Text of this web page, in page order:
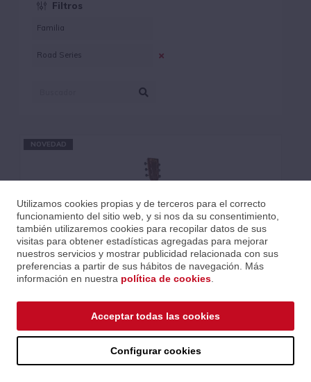
Filtros
NOVEDAD
RETRO ROAD SERIES - ABETO / SAPELE
Ref.: GMAD-10E-RETRO
Utilizamos cookies propias y de terceros para el correcto
funcionamiento del sitio web, y si nos da su consentimiento,
también utilizaremos cookies para recopilar datos de sus
visitas para obtener estadísticas agregadas para mejorar
nuestros servicios y mostrar publicidad relacionada con sus
preferencias a partir de sus hábitos de navegación. Más
información en nuestra política de cookies
Configurar cookies
Acceptar todas las cookies